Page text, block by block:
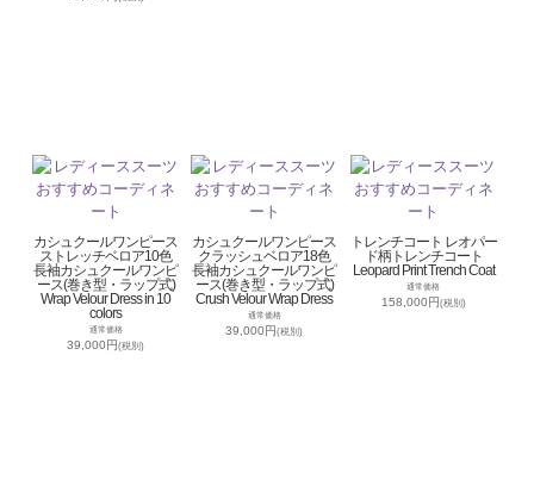
カシュクールワンピース
ストレッチベロア10色
長袖カシュクールワンピ
ース(巻き型・ラップ式)
Wrap Velour Dress in 10
colors
通常価格
39,000円(税別)
カシュクールワンピース
クラッシュベロア18色
長袖カシュクールワンピ
ース(巻き型・ラップ式)
Crush Velour Wrap Dress
通常価格
39,000円(税別)
トレンチコート レオパー
ド柄トレンチコート
Leopard Print Trench Coat
通常価格
158,000円(税別)